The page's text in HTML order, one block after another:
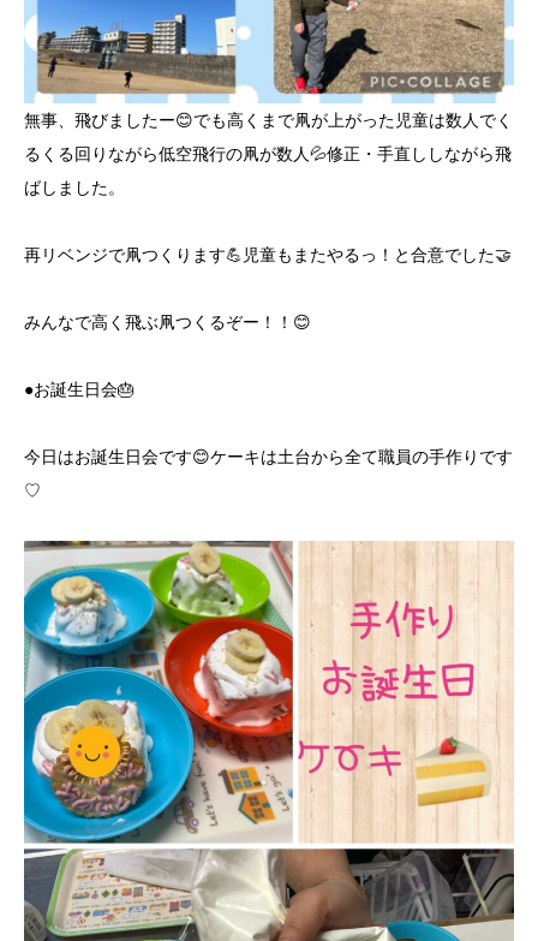
無事、飛びましたー😊でも高くまで凧が上がった児童は数人でく
るくる回りながら低空飛行の凧が数人💦修正・手直ししながら飛
ばしました。
再リベンジで凧つくります💪児童もまたやるっ！と合意でした🤝
みんなで高く飛ぶ凧つくるぞー！！😊
●お誕生日会🎂
今日はお誕生日会です😊ケーキは土台から全て職員の手作りです
♡